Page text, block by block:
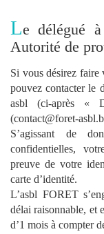
Le délégué
Autorité de
Si vous désirez faire
pouvez contacter le
asbl (ci-après «
(contact@foret-
S’agissant de
confidentielles,
preuve de votre
carte d’identité.
L’asbl FORET
délai raisonnable, et
d’1 mois à compter